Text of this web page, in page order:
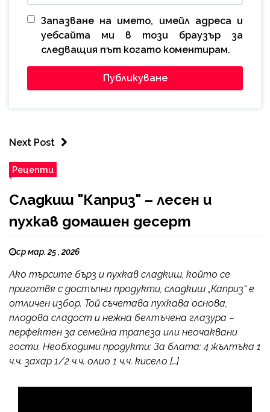
Запазване на името, имейл адреса и
уебсайта ми в този браузър за
следващия път когато коментирам.
Next Post
Рецепти
Сладкиш "Каприз" – лесен и
пухкав домашен десерт
ср мар. 25 , 2026
Ако търсите бърз и пухкав сладкиш, който се
приготвя с достъпни продукти, сладкиш „Каприз“ е
отличен избор. Той съчетава пухкава основа,
плодова сладост и нежна белтъчена глазура –
перфектен за семейна трапеза или неочаквани
гости. Необходими продукти: За блата: 4 жълтъка 1
ч.ч. захар 1/2 ч.ч. олио 1 ч.ч. кисело […]